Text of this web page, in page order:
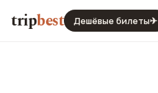
tripbest Дешёвые билеты✈